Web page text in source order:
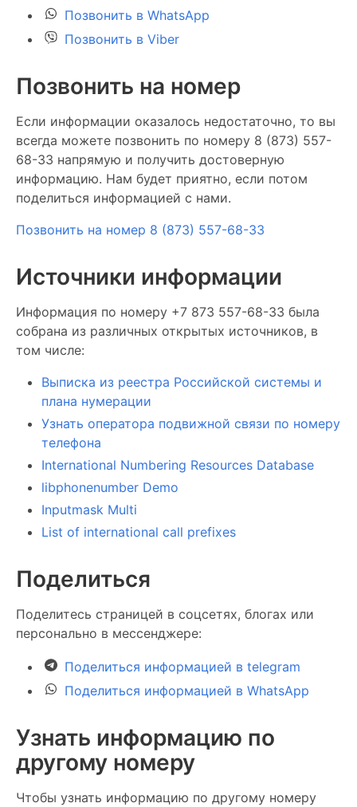
Позвонить в WhatsApp
Позвонить в Viber
Позвонить на номер
Если информации оказалось недостаточно, то вы
всегда можете позвонить по номеру 8 (873) 557-
68-33 напрямую и получить достоверную
информацию. Нам будет приятно, если потом
поделиться информацией с нами.
Позвонить на номер 8 (873) 557-68-33
Источники информации
Информация по номеру +7 873 557-68-33 была
собрана из различных открытых источников, в
том числе:
Выписка из реестра Российской системы и
плана нумерации
Узнать оператора подвижной связи по номеру
телефона
International Numbering Resources Database
libphonenumber Demo
Inputmask Multi
List of international call prefixes
Поделиться
Поделитесь страницей в соцсетях, блогах или
персонально в мессенджере:
Поделиться информацией в telegram
Поделиться информацией в WhatsApp
Узнать информацию по
другому номеру
Чтобы узнать информацию по другому номеру